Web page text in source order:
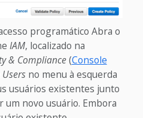
programático Abra o
IAM, localizado na
& Compliance(Console
Usersno menu à esquerda
usuários existentes junto
um novo usuário. Embora